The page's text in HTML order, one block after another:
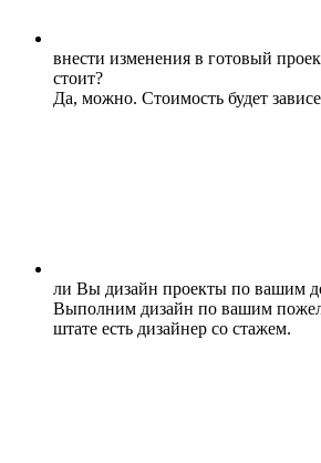
внести изменения в готовый
стоит?
Да, можно. Стоимость будет
ли Вы дизайн проекты по вашим
Выполним дизайн по вашим
штате есть дизайнер со стажем.